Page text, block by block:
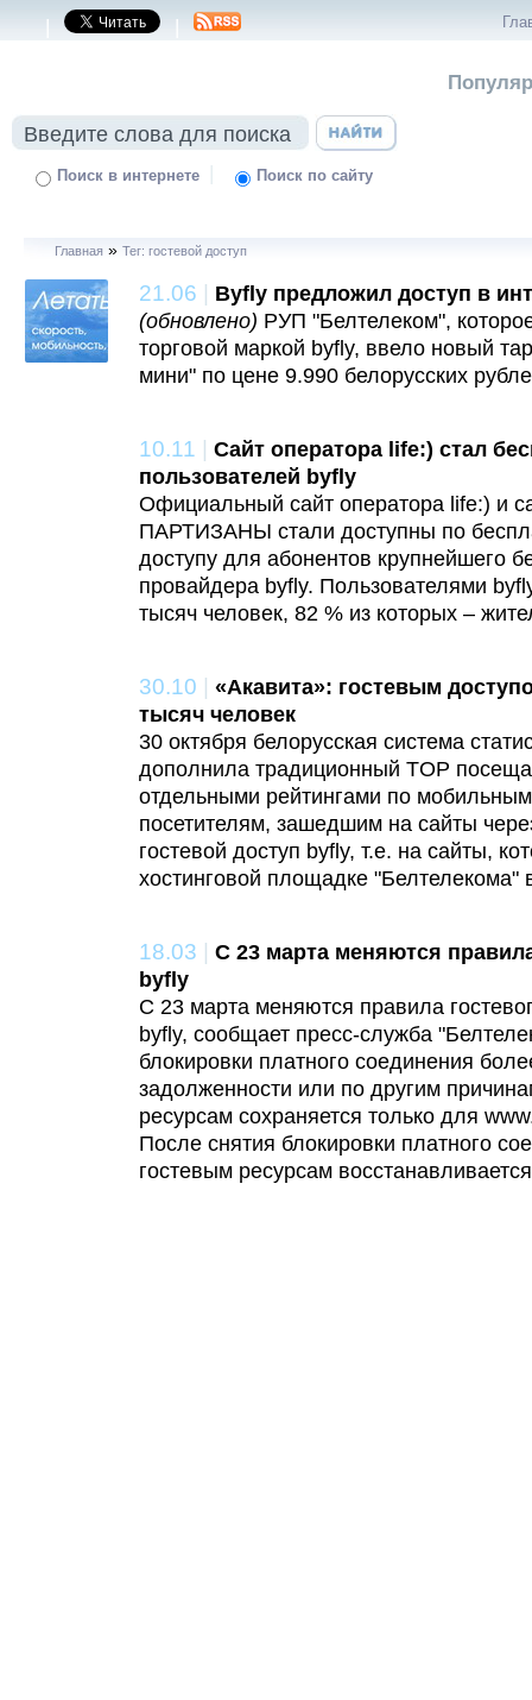
| |
Поиск в интернете | Поиск по сайту
Главная » Тег: гостевой доступ
21.06 | Byfly предложил доступ в
(обновлено) РУП "Белтелеком",
торговой маркой byfly, ввело новый
мини" по цене 9.990 белорусских
10.11 | Сайт оператора life:) стал
пользователей byfly
Официальный сайт оператора life:) и
ПАРТИЗАНЫ стали доступны по
доступу для абонентов крупнейшего
провайдера byfly. Пользователями
тысяч человек, 82 % из которых –
30.10 | «Акавита»: гостевым
тысяч человек
30 октября белорусская система
дополнила традиционный TOP
отдельными рейтингами по
посетителям, зашедшим на сайты
гостевой доступ byfly, т.е. на сайты,
хостинговой площадке "Белтелекома"
18.03 | С 23 марта меняются
byfly
С 23 марта меняются правила
byfly, сообщает пресс-служба
блокировки платного соединения
задолженности или по другим
ресурсам сохраняется только для
После снятия блокировки платного
гостевым ресурсам